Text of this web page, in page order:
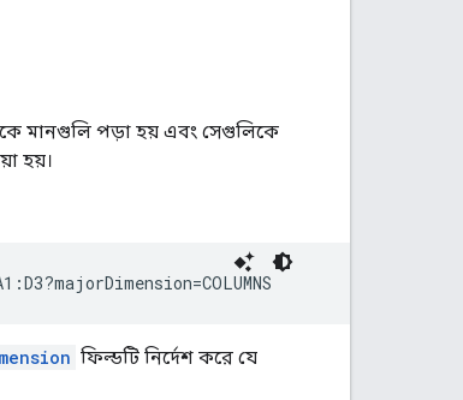
মানগুলি পড়া হয় এবং সেগুলিকে
হয়।
ফিল্ডটি নির্দেশ করে যে